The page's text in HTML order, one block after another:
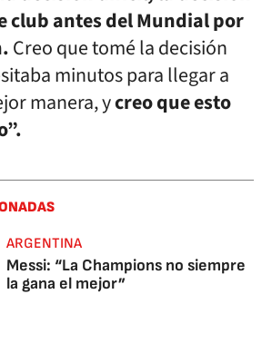
club antes del Mundial por
Creo que tomé la decisión
minutos para llegar a
manera, ycreo que esto
ARGENTINA
Messi: “La Champions no siempre
la gana el mejor”